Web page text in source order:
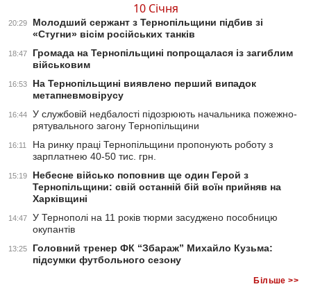
10 Січня
20:29
Молодший сержант з Тернопільщини підбив зі
«Стугни» вісім російських танків
18:47
Громада на Тернопільщині попрощалася із загиблим
військовим
16:53
На Тернопільщині виявлено перший випадок
метапневмовірусу
16:44
У службовій недбалості підозрюють начальника пожежно-
рятувального загону Тернопільщини
16:11
На ринку праці Тернопільщини пропонують роботу з
зарплатнею 40-50 тис. грн.
15:19
Небесне військо поповнив ще один Герой з
Тернопільщини: свій останній бій воїн прийняв на
Харківщині
14:47
У Тернополі на 11 років тюрми засуджено пособницю
окупантів
13:25
Головний тренер ФК “Збараж” Михайло Кузьма:
підсумки футбольного сезону
Більше >>